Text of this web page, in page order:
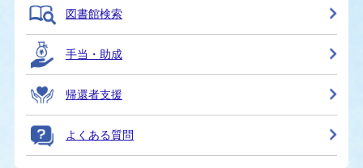
図書館検索
手当・助成
帰還者支援
よくある質問